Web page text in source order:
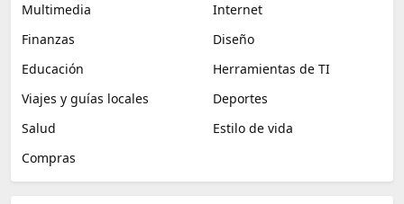
Multimedia
Internet
Finanzas
Diseño
Educación
Herramientas de TI
Viajes y guías locales
Deportes
Salud
Estilo de vida
Compras